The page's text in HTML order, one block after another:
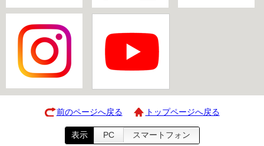
前のページへ戻る トップページへ戻る
表示 PC スマートフォン